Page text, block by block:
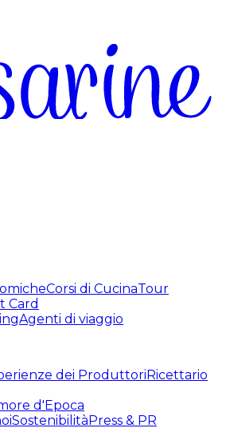
Corsi di CucinaTour
Card
Agenti di viaggio
dei ProduttoriRicettario
d'Epoca
SostenibilitàPress & PR